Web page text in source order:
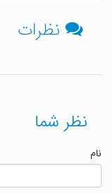
نظرات
نظر شما